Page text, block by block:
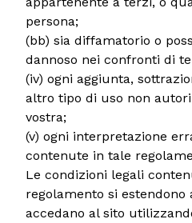
persona;
(bb) sia diffamatorio o
dannoso nei confronti di
(iv) ogni aggiunta,
altro tipo di uso non
vostra;
(v) ogni interpretazione
contenute in tale
Le condizioni legali
regolamento si estendono
accedano al sito